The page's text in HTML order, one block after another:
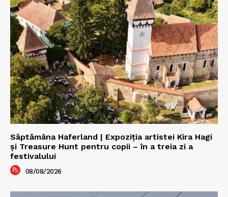
Săptămâna Haferland | Expoziţia artistei Kira Hagi
şi Treasure Hunt pentru copii – în a treia zi a
festivalului
08/08/2026